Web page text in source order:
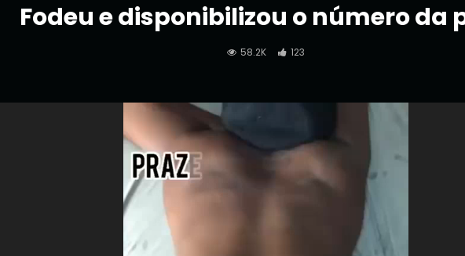
Fodeu e disponibilizou o número da
58.2K 123
vídeo